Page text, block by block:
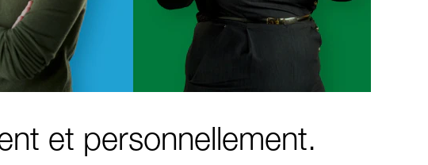
et personnellement.